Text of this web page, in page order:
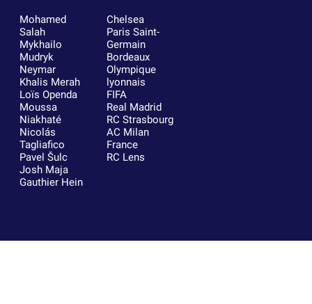
Mohamed
Salah
Mykhailo
Mudryk
Neymar
Khalis Merah
Loïs Openda
Moussa
Niakhaté
Nicolás
Tagliafico
Pavel Šulc
Josh Maja
Gauthier Hein
Chelsea
Paris Saint-
Germain
Bordeaux
Olympique
lyonnais
FIFA
Real Madrid
RC Strasbourg
AC Milan
France
RC Lens